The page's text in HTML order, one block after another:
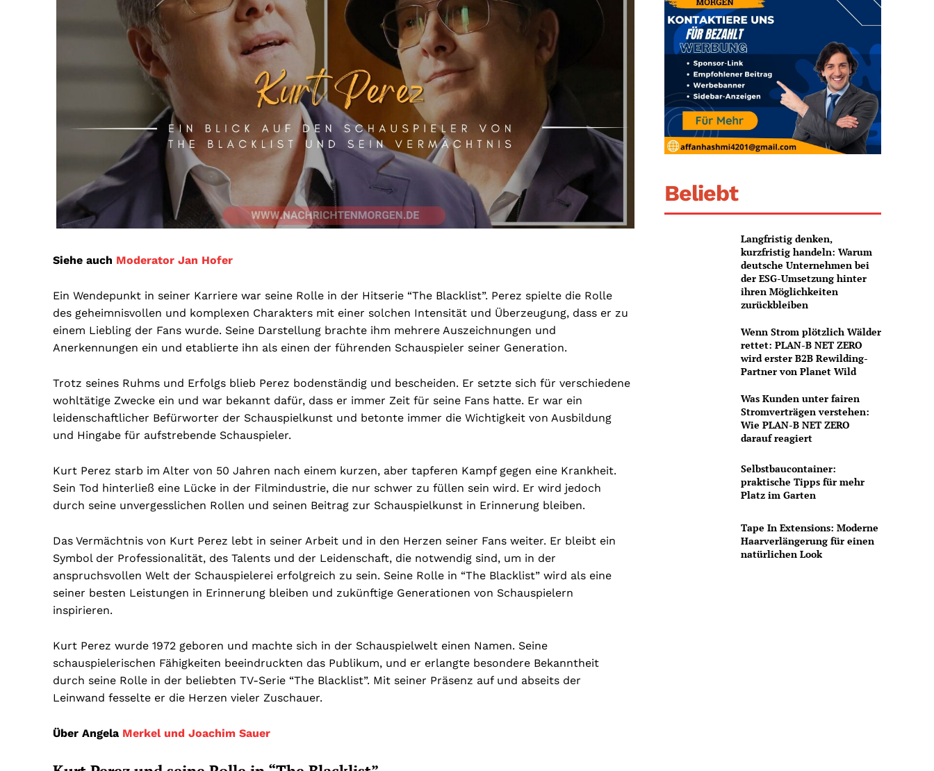
Siehe auch Moderator Jan Hofer
Ein Wendepunkt in seiner Karriere war seine Rolle in der Hitserie “The Blacklist”. Perez spielte die Rolle
des geheimnisvollen und komplexen Charakters mit einer solchen Intensität und Überzeugung, dass er zu
einem Liebling der Fans wurde. Seine Darstellung brachte ihm mehrere Auszeichnungen und
Anerkennungen ein und etablierte ihn als einen der führenden Schauspieler seiner Generation.
Trotz seines Ruhms und Erfolgs blieb Perez bodenständig und bescheiden. Er setzte sich für verschiedene
wohltätige Zwecke ein und war bekannt dafür, dass er immer Zeit für seine Fans hatte. Er war ein
leidenschaftlicher Befürworter der Schauspielkunst und betonte immer die Wichtigkeit von Ausbildung
und Hingabe für aufstrebende Schauspieler.
Kurt Perez starb im Alter von 50 Jahren nach einem kurzen, aber tapferen Kampf gegen eine Krankheit.
Sein Tod hinterließ eine Lücke in der Filmindustrie, die nur schwer zu füllen sein wird. Er wird jedoch
durch seine unvergesslichen Rollen und seinen Beitrag zur Schauspielkunst in Erinnerung bleiben.
Das Vermächtnis von Kurt Perez lebt in seiner Arbeit und in den Herzen seiner Fans weiter. Er bleibt ein
Symbol der Professionalität, des Talents und der Leidenschaft, die notwendig sind, um in der
anspruchsvollen Welt der Schauspielerei erfolgreich zu sein. Seine Rolle in “The Blacklist” wird als eine
seiner besten Leistungen in Erinnerung bleiben und zukünftige Generationen von Schauspielern
inspirieren.
Kurt Perez wurde 1972 geboren und machte sich in der Schauspielwelt einen Namen. Seine
schauspielerischen Fähigkeiten beeindruckten das Publikum, und er erlangte besondere Bekanntheit
durch seine Rolle in der beliebten TV-Serie “The Blacklist”. Mit seiner Präsenz auf und abseits der
Leinwand fesselte er die Herzen vieler Zuschauer.
Über Angela Merkel und Joachim Sauer
Beliebt
Langfristig denken,
kurzfristig handeln: Warum
deutsche Unternehmen bei
der ESG-Umsetzung hinter
ihren Möglichkeiten
zurückbleiben
Wenn Strom plötzlich Wälder
rettet: PLAN-B NET ZERO
wird erster B2B Rewilding-
Partner von Planet Wild
Was Kunden unter fairen
Stromverträgen verstehen:
Wie PLAN-B NET ZERO
darauf reagiert
Selbstbaucontainer:
praktische Tipps für mehr
Platz im Garten
Tape In Extensions: Moderne
Haarverlängerung für einen
natürlichen Look